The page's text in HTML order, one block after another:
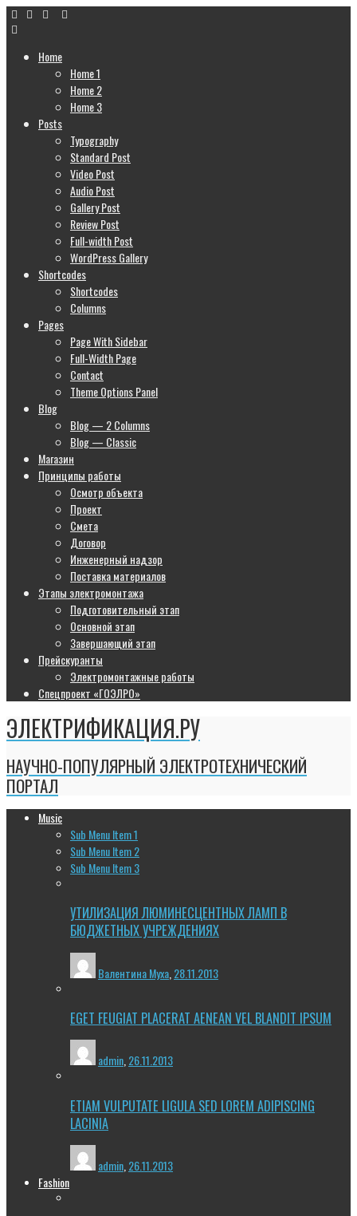
Home
Home 1
Home 2
Home 3
Posts
Typography
Standard Post
Video Post
Audio Post
Gallery Post
Review Post
Full-width Post
WordPress Gallery
Shortcodes
Shortcodes
Columns
Pages
Page With Sidebar
Full-Width Page
Contact
Theme Options Panel
Blog
Blog — 2 Columns
Blog — Classic
Магазин
Принципы работы
Осмотр объекта
Проект
Смета
Договор
Инженерный надзор
Поставка материалов
Этапы электромонтажа
Подготовительный этап
Основной этап
Завершающий этап
Прейскуранты
Электромонтажные работы
Спецпроект «ГОЭЛРО»
ЭЛЕКТРИФИКАЦИЯ.РУ
НАУЧНО-ПОПУЛЯРНЫЙ ЭЛЕКТРОТЕХНИЧЕСКИЙ
ПОРТАЛ
Music
Sub Menu Item 1
Sub Menu Item 2
Sub Menu Item 3
УТИЛИЗАЦИЯ ЛЮМИНЕСЦЕНТНЫХ ЛАМП В
БЮДЖЕТНЫХ УЧРЕЖДЕНИЯХ
Валентина Муха 28.11.2013
EGET FEUGIAT PLACERAT AENEAN VEL BLANDIT IPSUM
admin,26.11.2013
ETIAM VULPUTATE LIGULA SED LOREM ADIPISCING
LACINIA
admin 26.11.2013
Fashion